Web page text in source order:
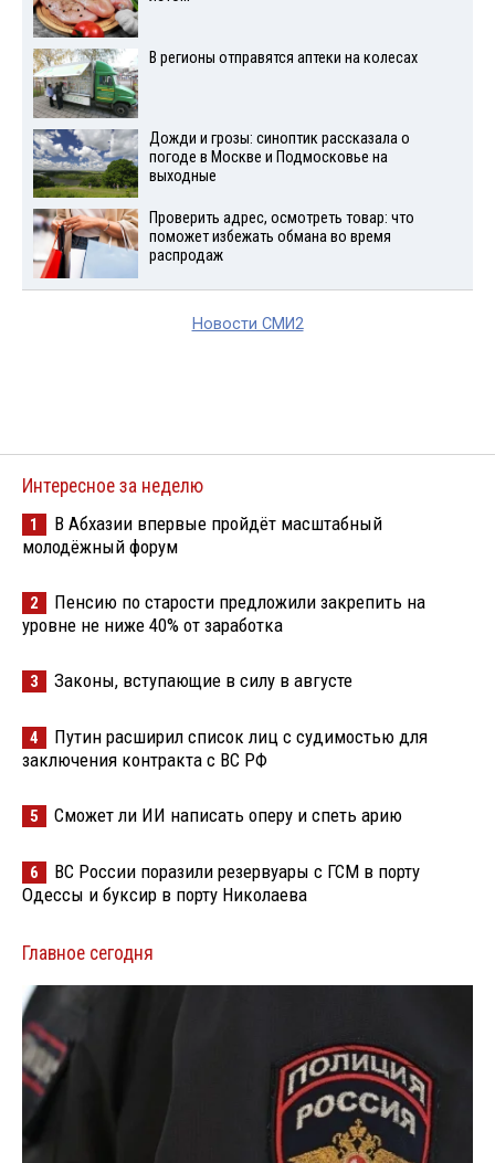
В регионы отправятся аптеки на колесах
Дожди и грозы: синоптик рассказала о
погоде в Москве и Подмосковье на
выходные
Проверить адрес, осмотреть товар: что
поможет избежать обмана во время
распродаж
Новости СМИ2
Интересное за неделю
1
В Абхазии впервые пройдёт масштабный
молодёжный форум
2
Пенсию по старости предложили закрепить на
уровне не ниже 40% от заработка
3 Законы, вступающие в силу в августе
4
Путин расширил список лиц с судимостью для
заключения контракта с ВС РФ
5 Сможет ли ИИ написать оперу и спеть арию
6
ВС России поразили резервуары с ГСМ в порту
Одессы и буксир в порту Николаева
Главное сегодня